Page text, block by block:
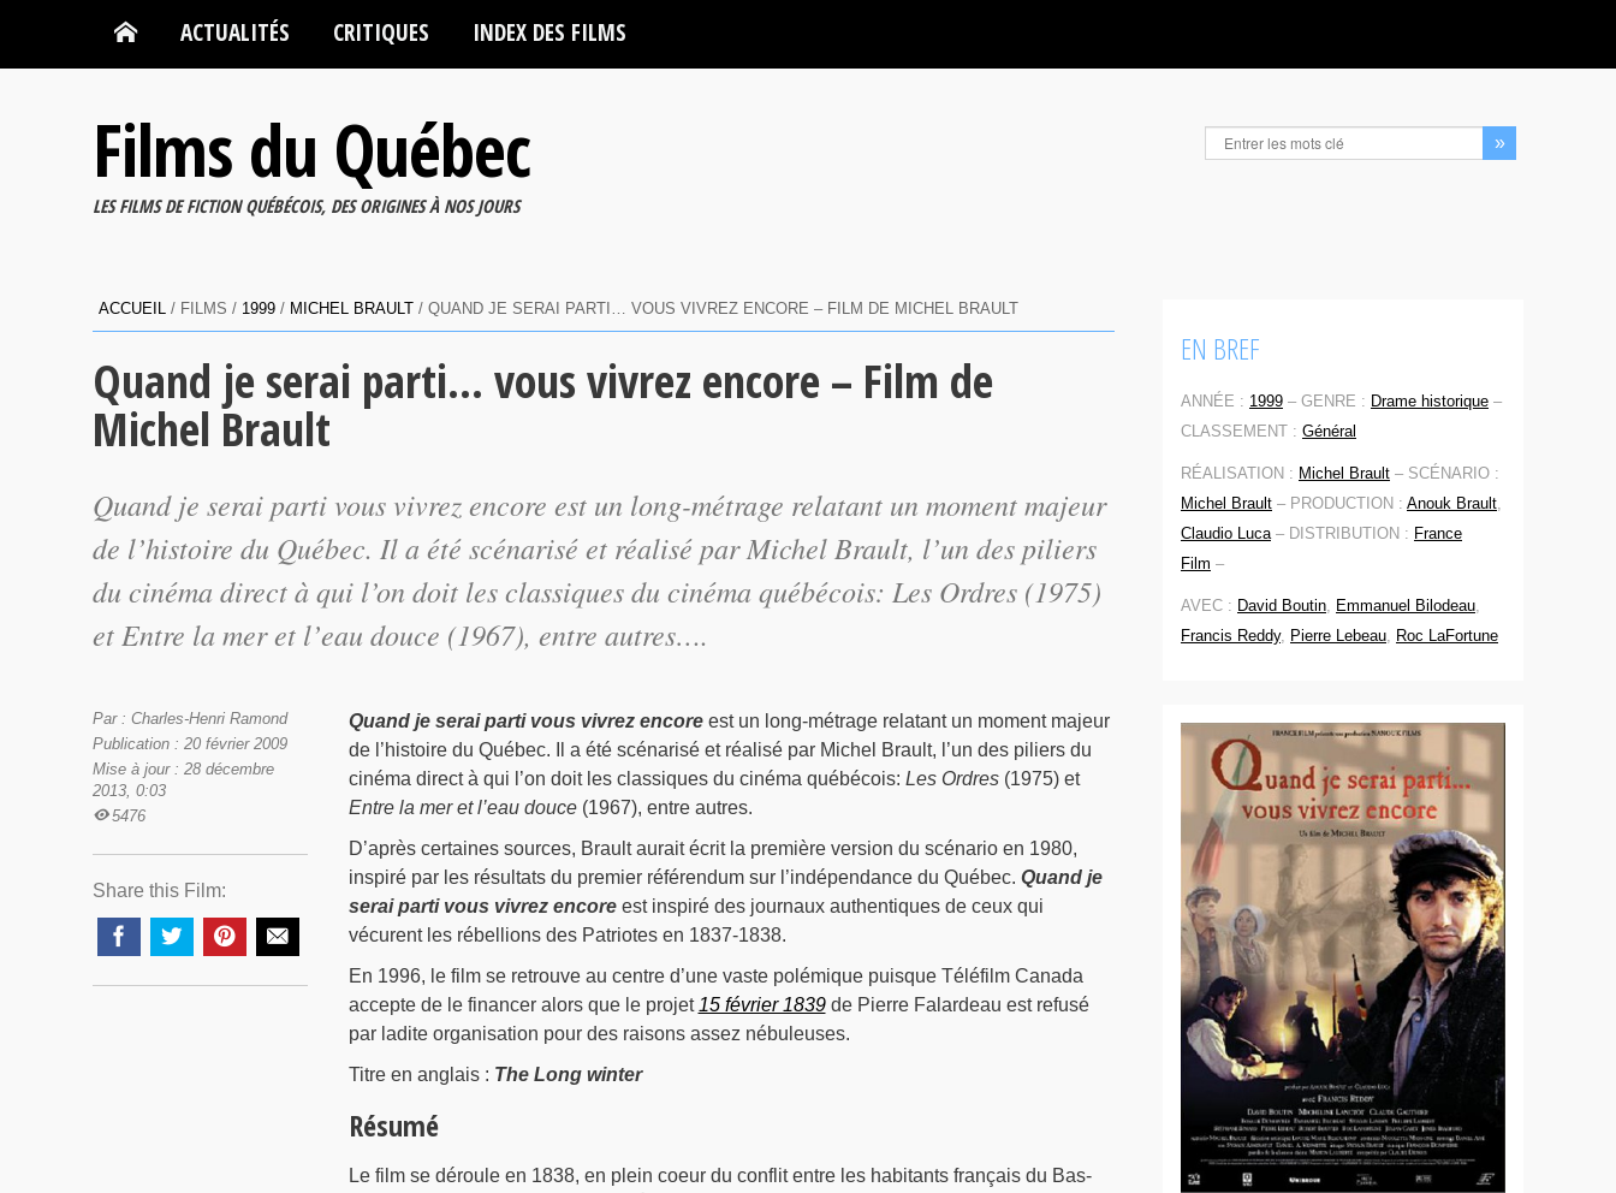
ACTUALITÉS CRITIQUES INDEX DES FILMS
Films du Québec
LES FILMS DE FICTION QUÉBÉCOIS, DES ORIGINES À NOS JOURS
ACCUEIL / FILMS / 1999 / MICHEL BRAULT / QUAND JE SERAI PARTI… VOUS VIVREZ ENCORE – FILM DE MICHEL BRAULT
Quand je serai parti… vous vivrez encore – Film de
Michel Brault
Quand je serai parti vous vivrez encore est un long-métrage relatant un moment majeur
de l’histoire du Québec. Il a été scénarisé et réalisé par Michel Brault, l’un des piliers
du cinéma direct à qui l’on doit les classiques du cinéma québécois: Les Ordres (1975)
et Entre la mer et l’eau douce (1967), entre autres….
Par : Charles-Henri Ramond
Publication : 20 février 2009
Mise à jour : 28 décembre
2013, 0:03
5476
Share this Film:
Quand je serai parti vous vivrez encoreest un long-métrage relatant un moment majeur
de l’histoire du Québec. Il a été scénarisé et réalisé par Michel Brault, l’un des piliers du
cinéma direct à qui l’on doit les classiques du cinéma québécois: Les Ordres(1975) et
Entre la mer et l’eau douce(1967), entre autres.
D’après certaines sources, Brault aurait écrit la première version du scénario en 1980,
inspiré par les résultats du premier référendum sur l’indépendance du Québec. Quand je
serai parti vous vivrez encoreest inspiré des journaux authentiques de ceux qui
vécurent les rébellions des Patriotes en 1837-1838.
En 1996, le film se retrouve au centre d’une vaste polémique puisque Téléfilm Canada
accepte de le financer alors que le projet 15 février 1839de Pierre Falardeau est refusé
par ladite organisation pour des raisons assez nébuleuses.
Titre en anglais : The Long winter
Résumé
Le film se déroule en 1838, en plein coeur du conflit entre les habitants français du Bas-
EN BREF
ANNÉE : 1999 – GENRE : Drame historique –
CLASSEMENT : Général
RÉALISATION : Michel Brault – SCÉNARIO :
Michel Brault – PRODUCTION : Anouk Brault,
Claudio Luca– DISTRIBUTION : France
Film –
AVEC : David Boutin, Emmanuel Bilodeau,
Francis Reddy, Pierre Lebeau, Roc LaFortune